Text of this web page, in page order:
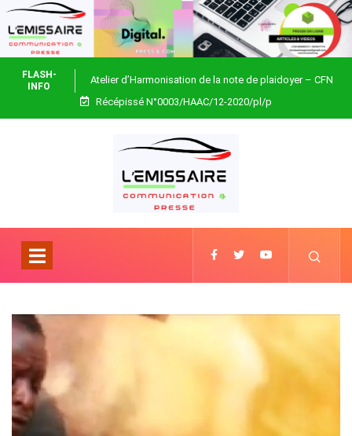
FLASH-
INFO
Atelier d’Harmonisation de la note de plaidoyer – CFN
Togo
Récépissé N°0003/HAAC/12-2020/pl/p